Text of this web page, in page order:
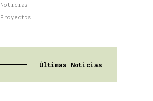
Noticias
Proyectos
Últimas Noticias